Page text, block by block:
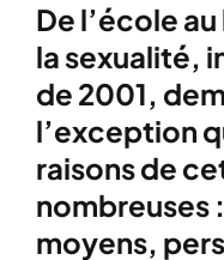
De l’école
la sexualité,
de 2001,
l’exception
raisons de
nombreuses
moyens,